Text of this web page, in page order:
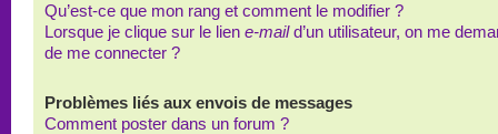
Qu’est-ce que mon rang et comment le modifier ?
Lorsque je clique sur le lien e-maild’un utilisateur, on me
de me connecter ?
Problèmes liés aux envois de messages
Comment poster dans un forum ?